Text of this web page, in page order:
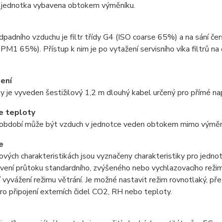
vybavena obtokem výměníku.
vzduchu je filtr třídy G4 (ISO coarse 65%) a na sání
65%). Přístup k nim je po vytažení servisního víka filtrů
je vyveden šestižilový 1,2 m dlouhý kabel určený pro přímé
teploty
může být vzduch v jednotce veden obtokem mimo
charakteristikách jsou vyznačeny charakteristiky pro
průtoku standardního, zvýšeného nebo vychlazovacího
vyvážení režimu větrání. Je možné nastavit režim rovnotlaký,
připojení externích čidel CO2, RH nebo teploty.